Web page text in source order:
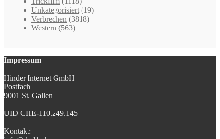
Unkategorisiert (19)
Verbrechen (3818)
Western (563)
Impressum
Hinder Internet GmbH
Postfach
9001 St. Gallen
UID CHE-110.249.145
Kontakt: